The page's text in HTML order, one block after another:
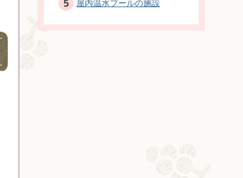
屋内温水プールの施設